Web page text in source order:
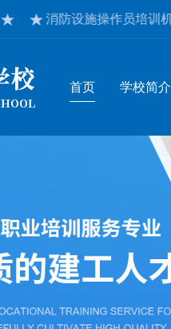
消防设施操作员培训机构
首页 学校简介